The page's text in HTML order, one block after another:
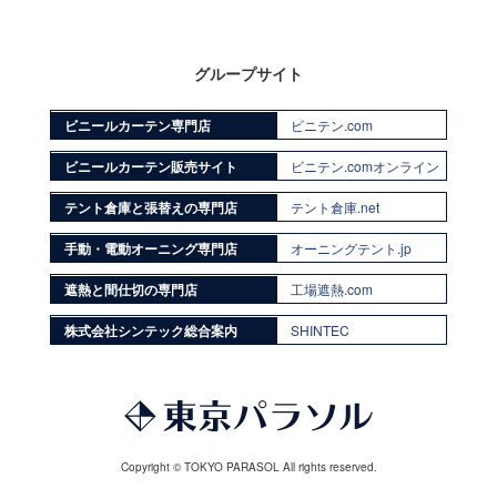
グループサイト
ビニールカーテン専門店 ビニテン.com
ビニールカーテン販売サイト ビニテン.comオンライン
テント倉庫と張替えの専門店 テント倉庫.net
手動・電動オーニング専門店 オーニングテント.jp
遮熱と間仕切の専門店 工場遮熱.com
株式会社シンテック総合案内 SHINTEC
Copyright © TOKYO PARASOL All rights reserved.